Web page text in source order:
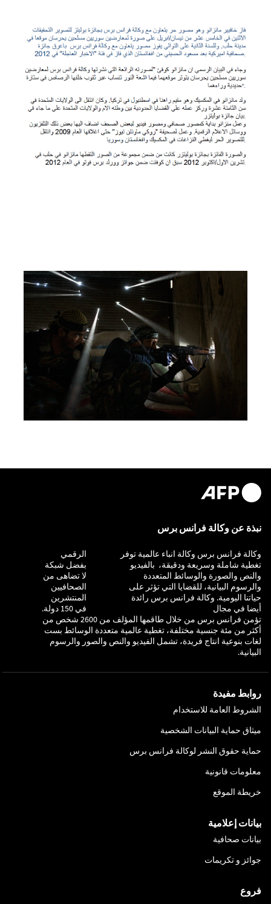
نبذة عن وكالة فرانس برس
وكالة فرانس برس وكالة انباء عالمية توفر
تغطية شاملة وسريعة ودقيقة، بالفيديو
والنص والصورة والوسائط المتعددة
والرسوم البيانية، للقضايا التي تؤثر على
حياتنا اليومية. وكالة فرانس برس رائدة
أيضا في مجال
الرقمي
بفضل شبكة
لا تضاهى من
الصحافيين
المنتشرين
في 150 دولة.
تؤمن فرانس برس من خلال طاقمها المؤلف من 2600 شخص من
أكثر من مئة جنسية مختلفة، تغطية عالمية متعددة الوسائط بست
لغات بنوعية انتاج فريدة، تشمل الفيديو والنص والصور والرسوم
البيانية.
روابط مفيدة
الشروط العامة للاستخدام
ميثاق حماية البيانات الشخصية
حماية حقوق النشر لوكالة فرانس برس
معلومات قانونية
خريطة الموقع
بيانات إعلامية
بيانات صحافية
جوائز و تكريمات
فروع